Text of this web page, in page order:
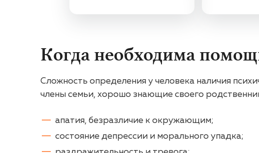
Когда необходима
Сложность определения у человека наличия
члены семьи, хорошо знающие своего
апатия, безразличие к окружающим;
состояние депрессии и морального упадка;